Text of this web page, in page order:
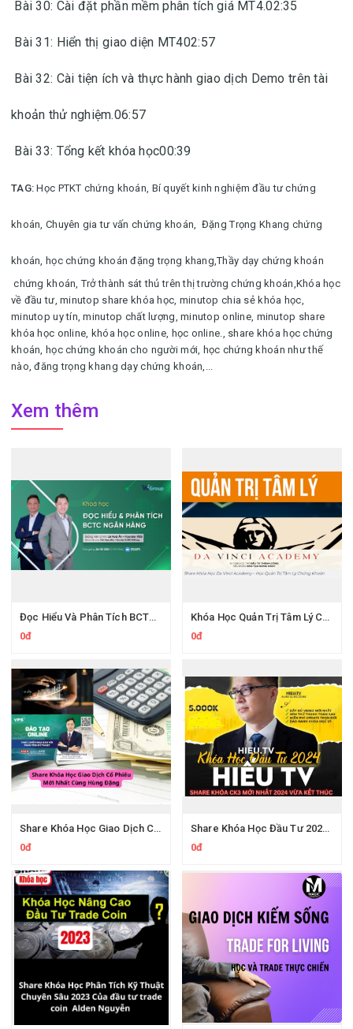
Bài 30: Cài đặt phần mềm phân tích giá MT4.02:35
Bài 31: Hiển thị giao diện MT402:57
Bài 32: Cài tiện ích và thực hành giao dịch Demo trên tài
khoản thử nghiệm.06:57
Bài 33: Tổng kết khóa học00:39
TAG:Học PTKT chứng khoán, Bí quyết kinh nghiệm đầu tư chứng
khoán, Chuyên gia tư vấn chứng khoán, Đặng Trọng Khang chứng
khoán, học chứng khoán đặng trọng khang,Thầy dạy chứng khoán
chứng khoán,Trở thành sát thủ trên thị trường chứng khoán,Khóa học
về đầu tư,minutop share khóa học, minutop chia sẻ khóa học,
minutop uy tín, minutop chất lượng, minutop online, minutop share
khóa học online, khóa học online, học online., share khóa học chứng
khoán, học chứng khoán cho người mới, học chứng khoán như thế
nào, đăng trọng khang dạy chứng khoán,...
Xem thêm
Đọc Hiểu Và Phân Tích BCTC Ngân Hàng Cùng Wichart Ngọc Báu
0đ
Khóa Học Quản Trị Tâm Lý Chứng Khoán Da Vinci Academy
0đ
Share Khóa Học Giao Dịch Cổ Phiếu Của Hùng Đặng Mới Nhất
0đ
Share Khóa Học Đầu Tư 2024 Của Hieutv
0đ